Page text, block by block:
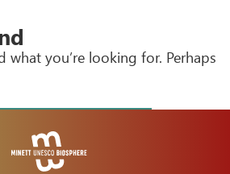
what you’re looking for. Perhaps